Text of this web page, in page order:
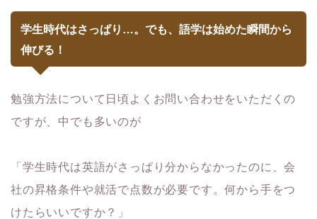
学生時代はさっぱり…。でも、語学は始めた瞬間から
伸びる！
勉強方法について日頃よくお問い合わせをいただくの
ですが、中でも多いのが
「学生時代は英語がさっぱり分からなかったのに、会
社の昇格条件や就活で点数が必要です。何から手をつ
けたらいいですか？」